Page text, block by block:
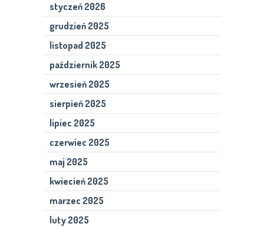
styczeń 2026
grudzień 2025
listopad 2025
październik 2025
wrzesień 2025
sierpień 2025
lipiec 2025
czerwiec 2025
maj 2025
kwiecień 2025
marzec 2025
luty 2025